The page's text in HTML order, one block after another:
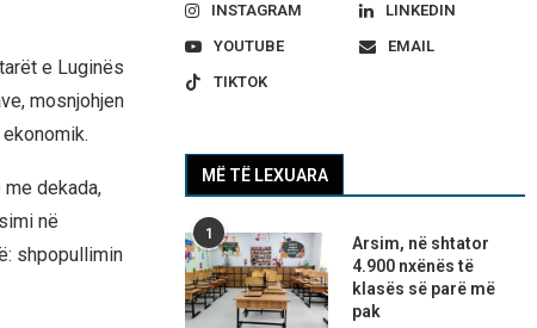
e Luginës
mosnjohjen
dekada,
në
shpopullimin
INSTAGRAM
LINKEDIN
YOUTUBE
EMAIL
TIKTOK
MË TË LEXUARA
1
Arsim, në shtator
4.900 nxënës të
klasës së parë më
pak